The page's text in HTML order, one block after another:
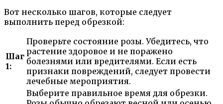
Вот несколько шагов, которые следует
выполнить перед обрезкой:
Шаг
1:
Проверьте состояние розы. Убедитесь, что
растение здоровое и не поражено
болезнями или вредителями. Если есть
признаки повреждений, следует провести
лечебные мероприятия.
Выберите правильное время для обрезки.